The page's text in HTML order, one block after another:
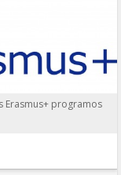
Erasmus+ programos